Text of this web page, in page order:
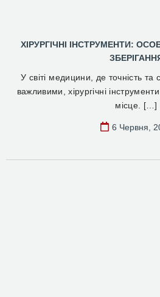
ХІРУРГІЧНІ ІНСТРУМЕНТИ:
У світі медицини, де точність та
важливими, хірургічні
місце. […]
6 Червня,